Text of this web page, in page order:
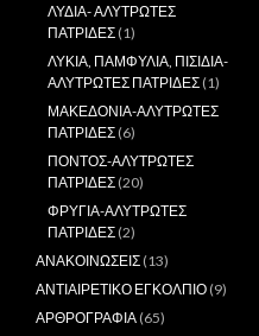
ΛΥΔΙΑ- ΑΛΥΤΡΩΤΕΣ
ΠΑΤΡΙΔΕΣ (1)
ΛΥΚΙΑ, ΠΑΜΦΥΛΙΑ, ΠΙΣΙΔΙΑ-
ΑΛΥΤΡΩΤΕΣ ΠΑΤΡΙΔΕΣ (1)
ΜΑΚΕΔΟΝΙΑ-ΑΛΥΤΡΩΤΕΣ
ΠΑΤΡΙΔΕΣ (6)
ΠΟΝΤΟΣ-ΑΛΥΤΡΩΤΕΣ
ΠΑΤΡΙΔΕΣ (20)
ΦΡΥΓΙΑ-ΑΛΥΤΡΩΤΕΣ
ΠΑΤΡΙΔΕΣ (2)
ΑΝΑΚΟΙΝΩΣΕΙΣ (13)
ΑΝΤΙΑΙΡΕΤΙΚΟ ΕΓΚΟΛΠΙΟ (9)
ΑΡΘΡΟΓΡΑΦΙΑ (65)